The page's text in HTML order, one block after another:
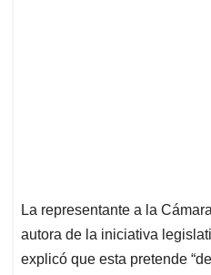
La representante a la
autora de la iniciativa
explicó que esta pretende